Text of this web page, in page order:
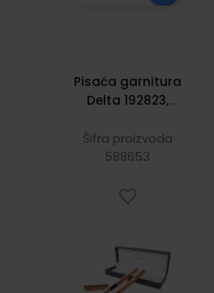
Pisaća garnitura
Delta 192823,
olovka +
nalivpero
Šifra proizvoda
588653